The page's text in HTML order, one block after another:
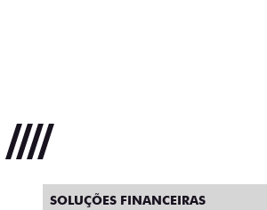
SOLUÇÕES FINANCEIRAS